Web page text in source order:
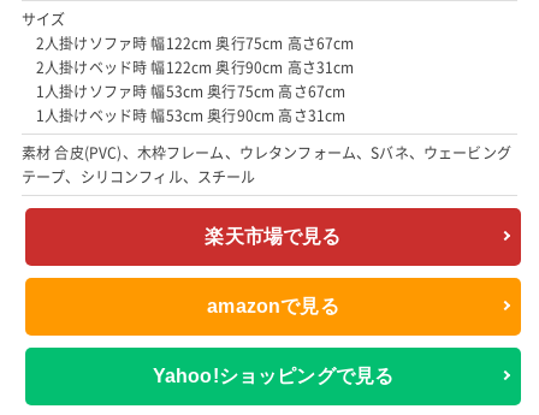
サイズ
2人掛けソファ時 幅122cm 奥行75cm 高さ67cm
2人掛けベッド時 幅122cm 奥行90cm 高さ31cm
1人掛けソファ時 幅53cm 奥行75cm 高さ67cm
1人掛けベッド時 幅53cm 奥行90cm 高さ31cm
素材 合皮(PVC)、木枠フレーム、ウレタンフォーム、Sバネ、ウェービング
テープ、シリコンフィル、スチール
楽天市場で見る
amazonで見る
Yahoo!ショッピングで見る